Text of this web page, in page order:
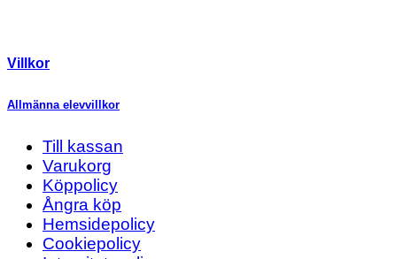
Villkor
Allmänna elevvillkor
Till kassan
Varukorg
Köppolicy
Ångra köp
Hemsidepolicy
Cookiepolicy